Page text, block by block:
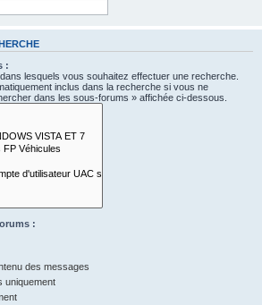
:
lesquels vous souhaitez effectuer une recherche.
inclus dans la recherche si vous ne
dans les sous-forums » affichée ci-dessous.
:
des messages
uniquement